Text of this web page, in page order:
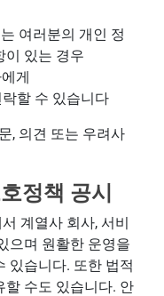
여러분의 개인 정
이 있는 경우
게
할 수 있습니다
, 의견 또는 우려사
정책 공시
계열사 회사, 서비
으며 원활한 운영을
있습니다. 또한 법적
할 수도 있습니다. 안